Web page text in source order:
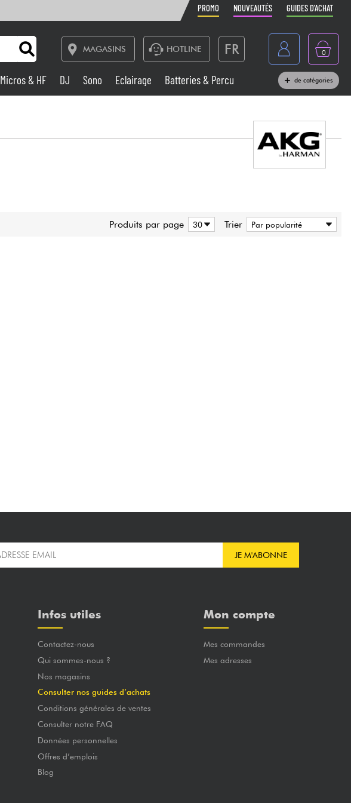
PROMO NOUVEAUTÉS GUIDES D'ACHAT
MAGASINS HOTLINE FR
Belgique
België
0
Casques
Micros & HF DJ Sono Eclairage
Batteries & Percu
de catégories
Produits par page Trier
JE M'ABONNE
Infos utiles
Contactez-nous
Qui sommes-nous ?
Nos magasins
Consulter nos guides d’achats
Conditions générales de ventes
Consulter notre FAQ
Données personnelles
Offres d’emplois
Blog
Mon compte
Mes commandes
Mes adresses